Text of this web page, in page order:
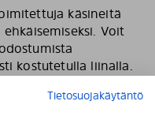
käsineitä
Voit
kostutetulla liinalla.
Tietosuojakäytäntö